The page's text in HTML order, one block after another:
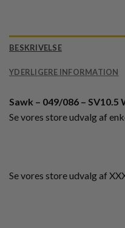
BESKRIVELSE
YDERLIGERE INFORMATION
Sawk – 049/086 – SV10.5
Se vores store udvalg af
Se vores store udvalg af